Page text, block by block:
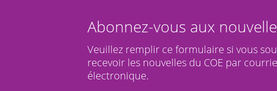
Abonnez-vous aux
Veuillez remplir ce formulaire si vous
recevoir les nouvelles du COE par
électronique.